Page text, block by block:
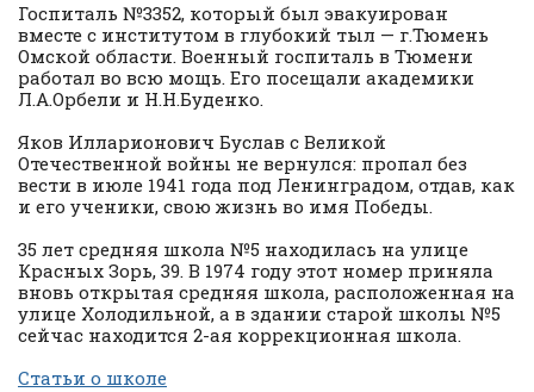
Госпиталь №3352, который был эвакуирован
вместе с институтом в глубокий тыл — г.Тюмень
Омской области. Военный госпиталь в Тюмени
работал во всю мощь. Его посещали академики
Л.А.Орбели и Н.Н.Буденко.
Яков Илларионович Буслав с Великой
Отечественной войны не вернулся: пропал без
вести в июле 1941 года под Ленинградом, отдав, как
и его ученики, свою жизнь во имя Победы.
35 лет средняя школа №5 находилась на улице
Красных Зорь, 39. В 1974 году этот номер приняла
вновь открытая средняя школа, расположенная на
улице Холодильной, а в здании старой школы №5
сейчас находится 2-ая коррекционная школа.
Статьи о школе